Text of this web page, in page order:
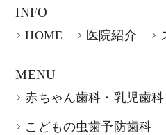
INFO
HOME 医院紹介
MENU
赤ちゃん歯科・乳児歯科
こどもの虫歯予防歯科